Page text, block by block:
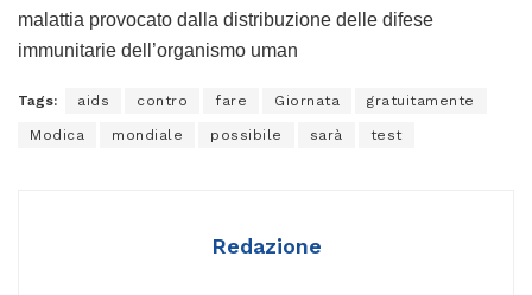
malattia provocato dalla distribuzione delle difese
immunitarie dell’organismo uman
Tags: aids contro fare Giornata gratuitamente
Modica mondiale possibile sarà test
Redazione